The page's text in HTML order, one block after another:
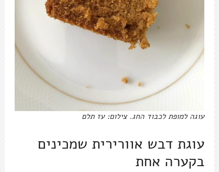
עוגה למופת לכבוד החג. צילום: עז תלם
עוגת דבש אוורירית שמכינים
בקערה אחת